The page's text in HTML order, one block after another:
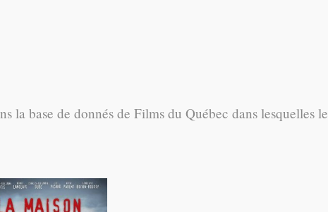
la base de donnés de Films du Québec dans lesquelles le